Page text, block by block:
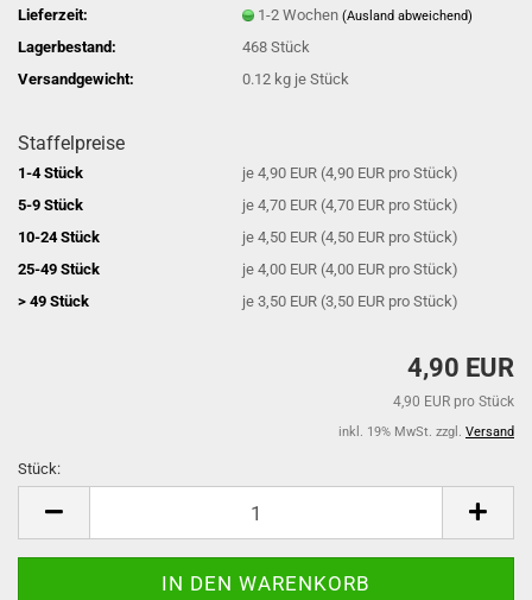
Lieferzeit:
1-2 Wochen(Ausland abweichend)
Lagerbestand: 468Stück
Versandgewicht:
0.12 kg je Stück
Staffelpreise
1-4 Stück
je 4,90 EUR (4,90 EUR pro Stück)
5-9 Stück
je 4,70 EUR (4,70 EUR pro Stück)
10-24 Stück
je 4,50 EUR (4,50 EUR pro Stück)
25-49 Stück
je 4,00 EUR (4,00 EUR pro Stück)
> 49 Stück
je 3,50 EUR (3,50 EUR pro Stück)
4,90 EUR
4,90 EUR pro Stück
inkl. 19% MwSt. zzgl. Versand
Stück: